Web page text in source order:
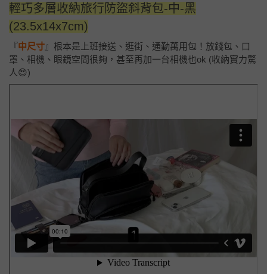
輕巧多層收納旅行防盜斜背包-中-黑
(23.5x14x7cm)
『中尺寸』根本是上班接送、逛街、通勤萬用包！放錢包、口
罩、相機、眼鏡空間很夠，甚至再加一台相機也ok (收納實力驚
人😍)